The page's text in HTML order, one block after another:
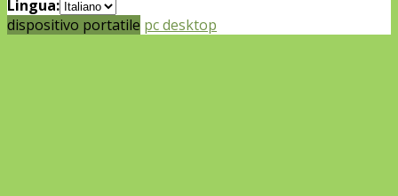
Lingua:
dispositivo portatile pc desktop